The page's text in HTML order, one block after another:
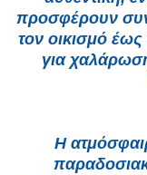
προσφέρουν
τον οικισμό
για
Η